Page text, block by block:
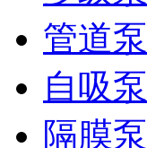
管道泵
自吸泵
隔膜泵